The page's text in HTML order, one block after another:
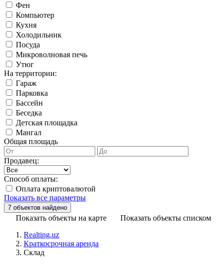
Фен
Компьютер
Кухня
Холодильник
Посуда
Микроволновая печь
Утюг
На территории:
Гараж
Парковка
Бассейн
Беседка
Детская площадка
Мангал
Общая площадь
Продавец:
Способ оплаты:
Оплата криптовалютой
Показать все параметры
Показать объекты на карте
Показать объекты списком
Realting.uz
Краткосрочная аренда
Склад